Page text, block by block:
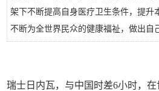
架下不断提高自身医疗卫生条件，提升
不断为全世界民众的健康福祉，做出自
瑞士日内瓦，与中国时差6小时，